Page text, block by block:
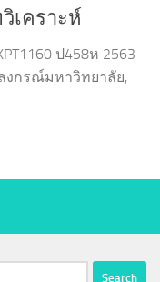
เคราะห์
ป458ห 2563
งกรณ์มหาวิทยาลัย,